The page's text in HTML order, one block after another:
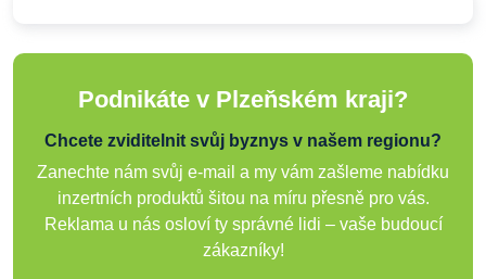
Podnikáte v Plzeňském kraji?
Chcete zviditelnit svůj byznys v našem regionu?
Zanechte nám svůj e-mail a my vám zašleme nabídku
inzertních produktů šitou na míru přesně pro vás.
Reklama u nás osloví ty správné lidi – vaše budoucí
zákazníky!